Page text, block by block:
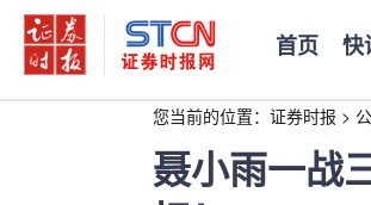
首页 快
您当前的位置： 证券时报 >
聂小雨一战